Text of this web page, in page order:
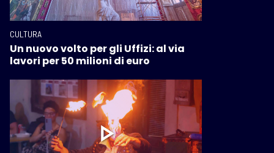
CULTURA
Un nuovo volto per gli Uffizi: al via
lavori per 50 milioni di euro